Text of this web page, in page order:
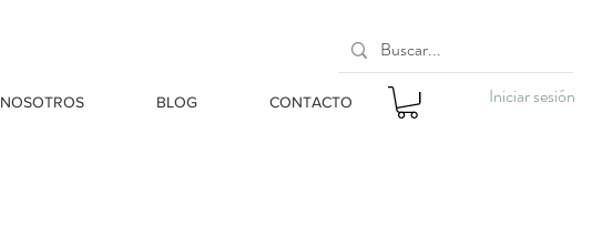
NOSOTROS BLOG CONTACTO Iniciar sesión